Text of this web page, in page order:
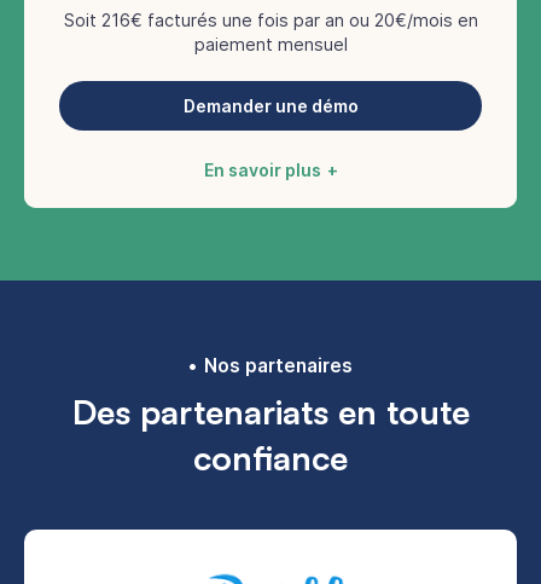
Soit 216€ facturés une fois par an ou 20€/mois en
paiement mensuel
Demander une démo
En savoir plus
Nos partenaires
Des partenariats en toute
confiance